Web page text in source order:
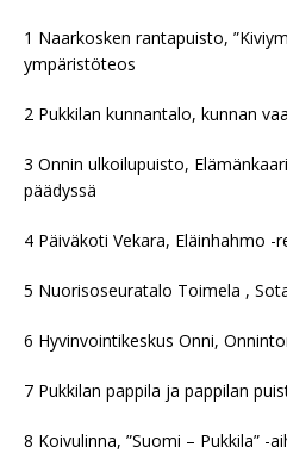
1 Naarkosken rantapuisto,
ympäristöteos
2 Pukkilan kunnantalo, kunnan
3 Onnin ulkoilupuisto,
päädyssä
4 Päiväkoti Vekara, Eläinhahmo -
5 Nuorisoseuratalo Toimela ,
6 Hyvinvointikeskus Onni,
7 Pukkilan pappila ja pappilan
8 Koivulinna, ”Suomi – Pukkila” -